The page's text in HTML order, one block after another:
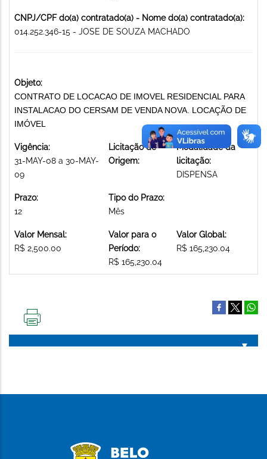
CNPJ/CPF do(a) contratado(a) - Nome do(a) contratado(a):
014.252.346-15 - JOSE DE SOUZA MACHADO
Objeto:
CONTRATO DE LOCACAO DE IMOVEL RESIDENCIAL PARA
INSTALACAO DO CERSAM DE VENDA NOVA. LOCAÇÃO DE
IMÓVEL
Vigência:
31-MAY-08 a 30-MAY-
09
Licitação de
Origem:
Modalidade da
licitação:
DISPENSA
Prazo:
12
Tipo do Prazo:
Mês
Valor Mensal:
R$ 2,500.00
Valor para o
Período:
R$ 165,230.04
Valor Global:
R$ 165,230.04
PÁGINA